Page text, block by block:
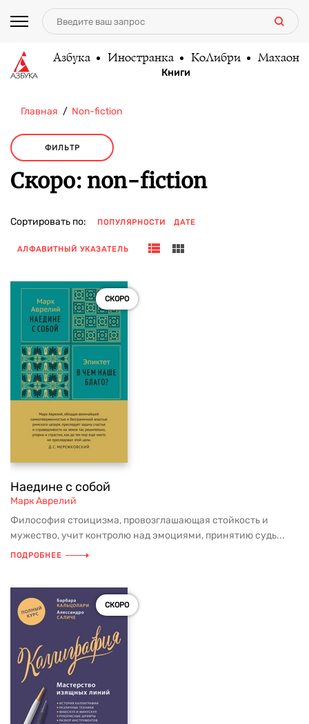
Азбука Иностранка КоЛибри Махаон
Книги
Главная Non-fiction
ФИЛЬТР
Скоро: non-fiction
Сортировать по: ПОПУЛЯРНОСТИ ДАТЕ
АЛФАВИТНЫЙ УКАЗАТЕЛЬ
СКОРО
Наедине с собой
Марк Аврелий
Философия стоицизма, провозглашающая стойкость и
мужество, учит контролю над эмоциями, принятию судь...
ПОДРОБНЕЕ
СКОРО